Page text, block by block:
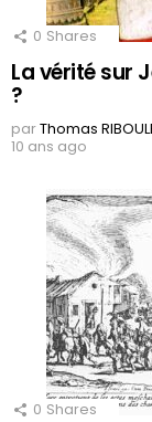
0 Shares
La vérité sur
?
parThomas
10 ans ago
0 Shares